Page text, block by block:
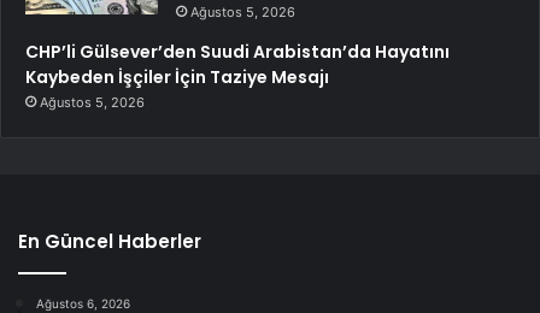
Ağustos 5, 2026
CHP’li Gülsever’den Suudi Arabistan’da Hayatını
Kaybeden İşçiler İçin Taziye Mesajı
Ağustos 5, 2026
En Güncel Haberler
Ağustos 6, 2026